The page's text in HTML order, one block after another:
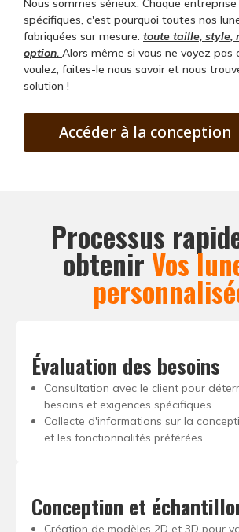
Nous sommes sérieux. Chaque
spécifiques, c'est pourquoi toutes nos
fabriquées sur mesure. toute taille, style,
option. Alors même si vous ne voyez pas
voulez, faites-le nous savoir et nous
solution !
Accéder à la conception
Processus
obtenirVos
Évaluation des besoins
Consultation avec le client pour
besoins et exigences spécifiques
Collecte d'informations sur la
et les fonctionnalités préférées
Conception et
Création de modèles 2D et 3D pour